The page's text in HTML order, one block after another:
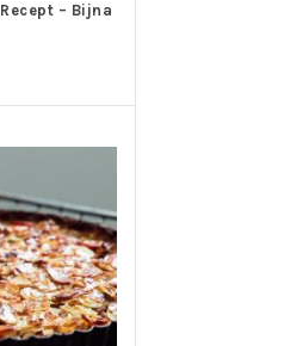
– Bijna